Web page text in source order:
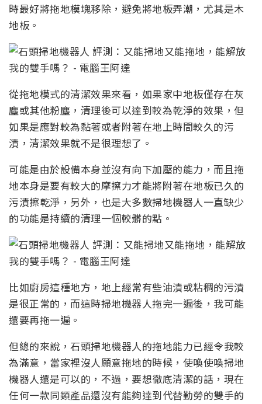
時最好將拖地模塊移除，避免將地板弄潮，尤其是木
地板。
從拖地模式的清潔效果來看，如果家中地板僅存在灰
塵或其他粉塵，清理後可以達到較為乾淨的效果，但
如果是應對較為黏著或者附著在地上時間較久的污
漬，清潔效果就不是很理想了。
可能是由於設備本身並沒有向下加壓的能力，而且拖
地本身是要有較大的摩擦力才能將附著在地板已久的
污漬擦乾淨，另外，也是大多數掃地機器人一直缺少
的功能是持續的清理一個較髒的點。
比如廚房這種地方，地上經常有些油漬或粘稠的污漬
是很正常的，而這時掃地機器人拖完一遍後，我可能
還要再拖一遍。
但總的來說，石頭掃地機器人的拖地能力已經令我較
為滿意，當家裡沒人願意拖地的時候，使喚使喚掃地
機器人還是可以的，不過，要想徹底清潔的話，現在
任何一款同類產品還沒有能夠達到代替勤勞的雙手的